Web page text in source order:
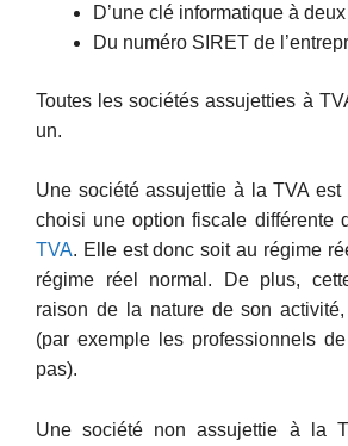
D’une clé informatique à
Du numéro SIRET de
Toutes les sociétés assujetties à
un.
Une société assujettie à la TVA
choisi une option fiscale différente
TVA. Elle est donc soit au régime
régime réel normal. De plus,
raison de la nature de son
(par exemple les professionnels
pas).
Une société non assujettie à la